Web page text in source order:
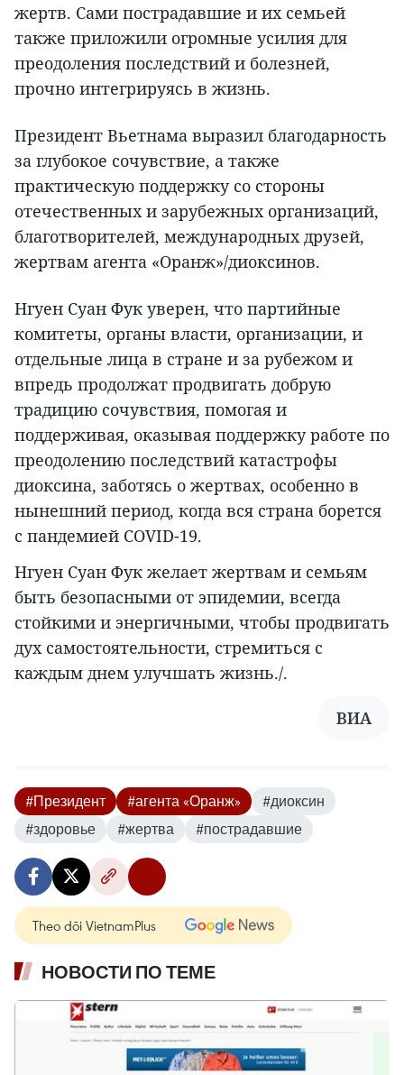
жертв. Сами пострадавшие и их семьей
также приложили огромные усилия для
преодоления последствий и болезней,
прочно интегрируясь в жизнь.
Президент Вьетнама выразил благодарность
за глубокое сочувствие, а также
практическую поддержку со стороны
отечественных и зарубежных организаций,
благотворителей, международных друзей,
жертвам агента «Оранж»/диоксинов.
Нгуен Суан Фук уверен, что партийные
комитеты, органы власти, организации, и
отдельные лица в стране и за рубежом и
впредь продолжат продвигать добрую
традицию сочувствия, помогая и
поддерживая, оказывая поддержку работе по
преодолению последствий катастрофы
диоксина, заботясь о жертвах, особенно в
нынешний период, когда вся страна борется
с пандемией COVID-19.
Нгуен Суан Фук желает жертвам и семьям
быть безопасными от эпидемии, всегда
стойкими и энергичными, чтобы продвигать
дух самостоятельности, стремиться с
каждым днем улучшать жизнь./.
ВИА
#Президент #агента «Оранж»
#диоксин
#здоровье
#жертва #пострадавшие
Theo dõi VietnamPlus
НОВОСТИ ПО ТЕМЕ